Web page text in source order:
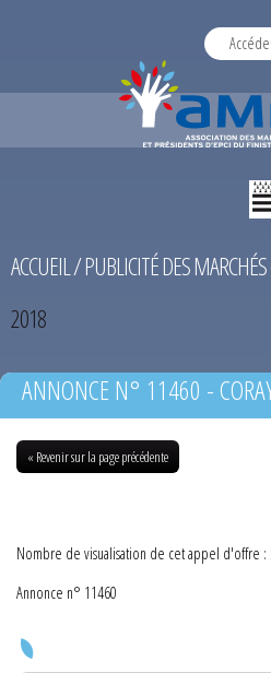
ACCUEIL/PUBLICITÉ DES
2018
ANNONCE N° 11460 -
« Revenir sur la page précédente
Nombre de visualisation de cet appel d'offre :
Annonce n° 11460